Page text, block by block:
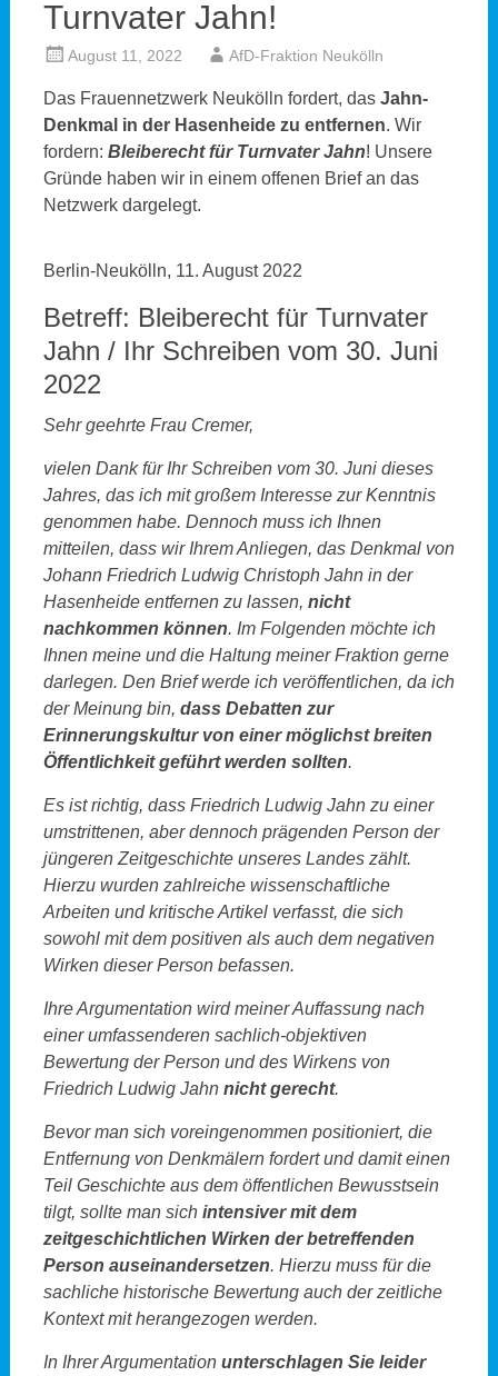
Turnvater Jahn!
August 11, 2022 AfD-Fraktion Neukölln
Das Frauennetzwerk Neukölln fordert, das Jahn-
Denkmal in der Hasenheide zu entfernen. Wir
fordern: Bleiberecht für Turnvater Jahn! Unsere
Gründe haben wir in einem offenen Brief an das
Netzwerk dargelegt.
Berlin-Neukölln, 11. August 2022
Betreff: Bleiberecht für Turnvater
Jahn / Ihr Schreiben vom 30. Juni
2022
Sehr geehrte Frau Cremer,
vielen Dank für Ihr Schreiben vom 30. Juni dieses
Jahres, das ich mit großem Interesse zur Kenntnis
genommen habe. Dennoch muss ich Ihnen
mitteilen, dass wir Ihrem Anliegen, das Denkmal von
Johann Friedrich Ludwig Christoph Jahn in der
Hasenheide entfernen zu lassen, nicht
nachkommen können. Im Folgenden möchte ich
Ihnen meine und die Haltung meiner Fraktion gerne
darlegen. Den Brief werde ich veröffentlichen, da ich
der Meinung bin, dass Debatten zur
Erinnerungskultur von einer möglichst breiten
Öffentlichkeit geführt werden sollten.
Es ist richtig, dass Friedrich Ludwig Jahn zu einer
umstrittenen, aber dennoch prägenden Person der
jüngeren Zeitgeschichte unseres Landes zählt.
Hierzu wurden zahlreiche wissenschaftliche
Arbeiten und kritische Artikel verfasst, die sich
sowohl mit dem positiven als auch dem negativen
Wirken dieser Person befassen.
Ihre Argumentation wird meiner Auffassung nach
einer umfassenderen sachlich-objektiven
Bewertung der Person und des Wirkens von
Friedrich Ludwig Jahn nicht gerecht.
Bevor man sich voreingenommen positioniert, die
Entfernung von Denkmälern fordert und damit einen
Teil Geschichte aus dem öffentlichen Bewusstsein
tilgt, sollte man sich intensiver mit dem
zeitgeschichtlichen Wirken der betreffenden
Person auseinandersetzen. Hierzu muss für die
sachliche historische Bewertung auch der zeitliche
Kontext mit herangezogen werden.
In Ihrer Argumentation unterschlagen Sie leider